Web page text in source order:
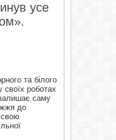
усе
та білого
своїх роботах
саму
до